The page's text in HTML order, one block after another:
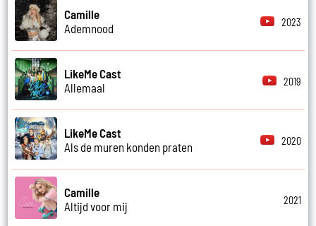
Camille
Ademnood
2023
LikeMe Cast
Allemaal
2019
LikeMe Cast
Als de muren konden praten
2020
Camille
Altijd voor mij
2021